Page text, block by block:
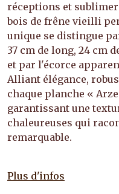
réceptions et
bois de frêne vieilli
unique se distingue
37 cm de long, 24 cm
et par l'écorce
Alliant élégance,
chaque planche «
garantissant une
chaleureuses qui
remarquable.
Plus d'infos